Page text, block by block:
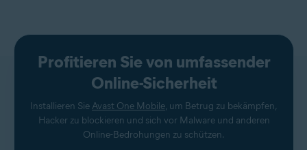
Profitieren Sie von umfassender
Online-Sicherheit
Installieren Sie Avast One Mobile, um Betrug zu bekämpfen,
Hacker zu blockieren und sich vor Malware und anderen
Online-Bedrohungen zu schützen.